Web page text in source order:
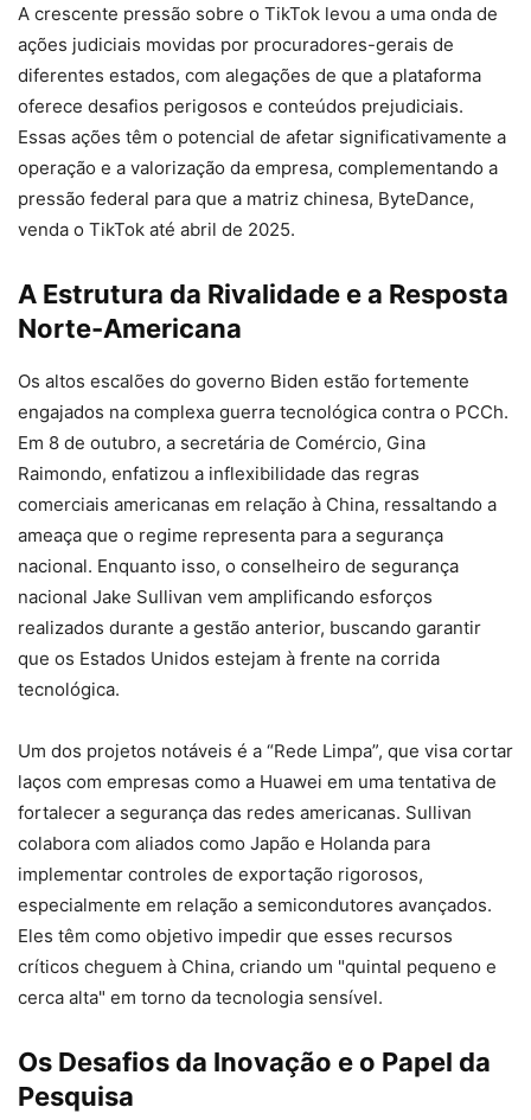
A crescente pressão sobre o TikTok levou a uma onda de
ações judiciais movidas por procuradores-gerais de
diferentes estados, com alegações de que a plataforma
oferece desafios perigosos e conteúdos prejudiciais.
Essas ações têm o potencial de afetar significativamente a
operação e a valorização da empresa, complementando a
pressão federal para que a matriz chinesa, ByteDance,
venda o TikTok até abril de 2025.
A Estrutura da Rivalidade e a Resposta
Norte-Americana
Os altos escalões do governo Biden estão fortemente
engajados na complexa guerra tecnológica contra o PCCh.
Em 8 de outubro, a secretária de Comércio, Gina
Raimondo, enfatizou a inflexibilidade das regras
comerciais americanas em relação à China, ressaltando a
ameaça que o regime representa para a segurança
nacional. Enquanto isso, o conselheiro de segurança
nacional Jake Sullivan vem amplificando esforços
realizados durante a gestão anterior, buscando garantir
que os Estados Unidos estejam à frente na corrida
tecnológica.
Um dos projetos notáveis é a “Rede Limpa”, que visa cortar
laços com empresas como a Huawei em uma tentativa de
fortalecer a segurança das redes americanas. Sullivan
colabora com aliados como Japão e Holanda para
implementar controles de exportação rigorosos,
especialmente em relação a semicondutores avançados.
Eles têm como objetivo impedir que esses recursos
críticos cheguem à China, criando um "quintal pequeno e
cerca alta" em torno da tecnologia sensível.
Os Desafios da Inovação e o Papel da
Pesquisa